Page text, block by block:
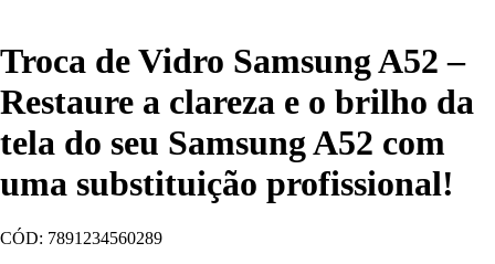
Troca de Vidro Samsung A52 –
Restaure a clareza e o brilho da
tela do seu Samsung A52 com
uma substituição profissional!
CÓD: 7891234560289